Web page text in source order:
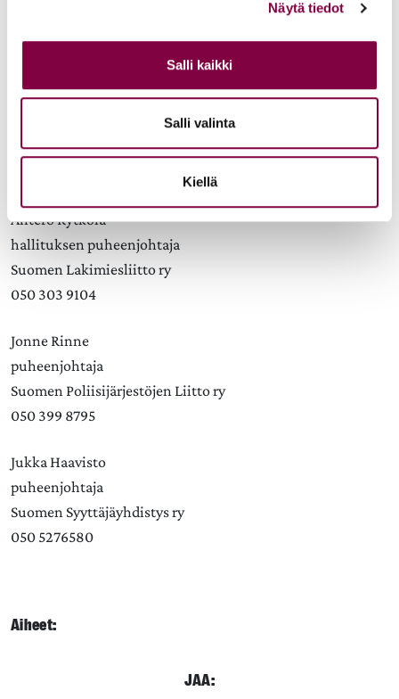
Näytä tiedot
Salli kaikki
Salli valinta
Kiellä
Liite (pdf): Lainsäädännölliset muutostarpeet
Antero Rytkölä
hallituksen puheenjohtaja
Suomen Lakimiesliitto ry
050 303 9104
Jonne Rinne
puheenjohtaja
Suomen Poliisijärjestöjen Liitto ry
050 399 8795
Jukka Haavisto
puheenjohtaja
Suomen Syyttäjäyhdistys ry
050 5276580
Aiheet:
JAA: